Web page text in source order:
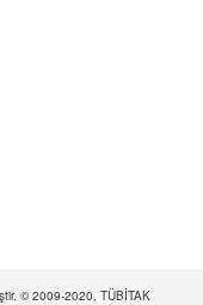
© 2009-2020, TÜBİTAK